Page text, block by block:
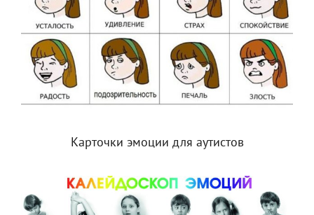
Карточки эмоции для аутистов